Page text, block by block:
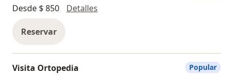
Desde $ 850
Detalles
Reservar
Visita Ortopedia
Popular